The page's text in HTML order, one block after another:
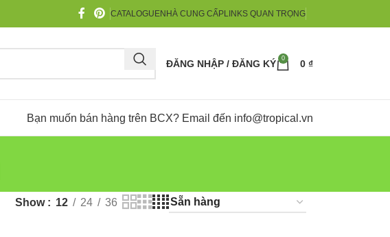
CATALOGUENHÀ CUNG CẤPLINKS QUAN TRỌNG
ĐĂNG NHẬP / ĐĂNG KÝ 0 0 ₫
Bạn muốn bán hàng trên BCX? Email đến info@tropical.vn
Show 12 24 36